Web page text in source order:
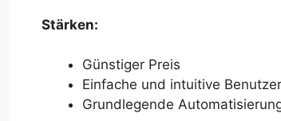
Stärken:
Günstiger Preis
Einfache und intuitive
Grundlegende